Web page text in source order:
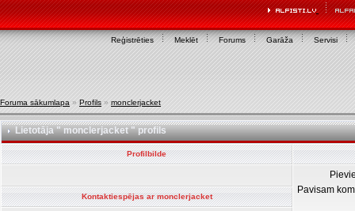
Reģistrēties Meklēt Forums Garāža Servisi
Foruma sākumlapa » Profils » monclerjacket
Lietotāja " monclerjacket " profils
Profilbilde
Pavisam
Kontaktiespējas ar monclerjacket